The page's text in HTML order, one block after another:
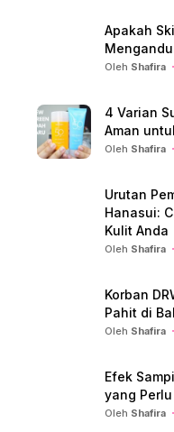
Apakah
Oleh Shafira
4 Varian
Aman
Oleh Shafira
Urutan
Hanasui:
Kulit Anda
Oleh Shafira
Korban
Pahit di
Oleh Shafira
Efek
yang
Oleh Shafira